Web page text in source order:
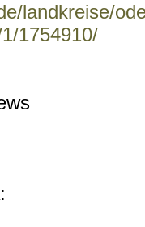
landkreise/
1754910/